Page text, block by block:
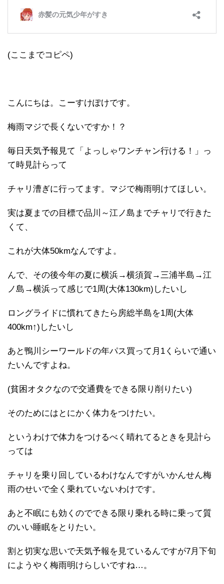
(ここまでコピペ)
こんにちは。こーすけぽけです。
梅雨マジで長くないですか！？
毎日天気予報見て「よっしゃワンチャン行ける！」っ
て時見計らって
チャリ漕ぎに行ってます。マジで梅雨明けてほしい。
実は夏までの目標で品川～江ノ島までチャリで行きた
くて、
これが大体50kmなんですよ。
んで、その後今年の夏に横浜→横須賀→三浦半島→江
ノ島→横浜って感じで1周(大体130km)したいし
ロングライドに慣れてきたら房総半島を1周(大体
400km↑)したいし
あと鴨川シーワールドの年パス買って月1くらいで通い
たいんですよね。
(貧困オタクなので交通費をできる限り削りたい)
そのためにはとにかく体力をつけたい。
というわけで体力をつけるべく晴れてるときを見計ら
っては
チャリを乗り回しているわけなんですがいかんせん梅
雨のせいで全く乗れていないわけです。
あと不眠にも効くのでできる限り乗れる時に乗って質
のいい睡眠をとりたい。
割と切実な思いで天気予報を見ているんですが7月下旬
にようやく梅雨明けらしいですね…。